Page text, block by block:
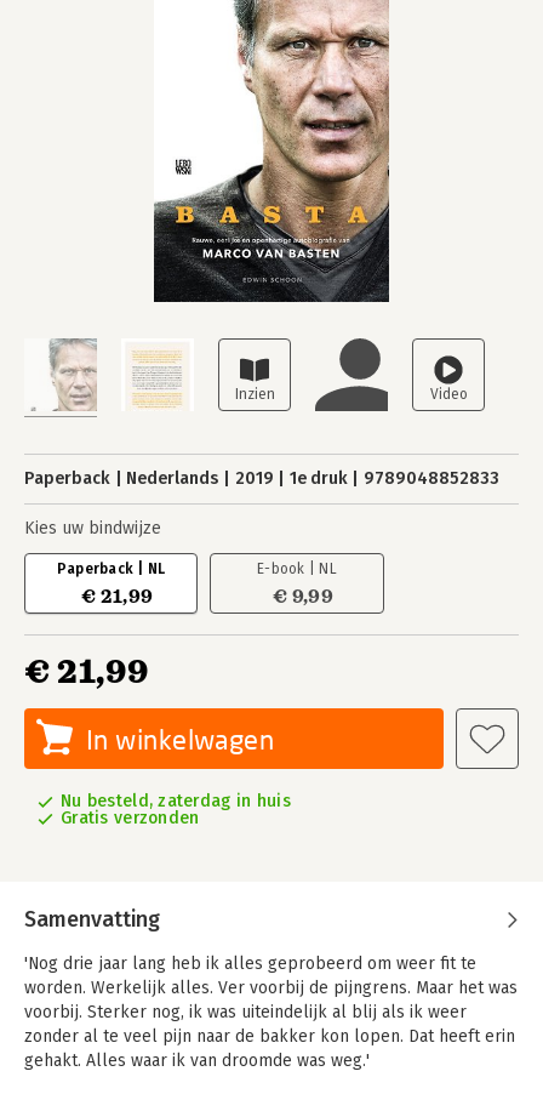
Paperback Nederlands 2019 1e druk 9789048852833
Kies uw bindwijze
Paperback | NL
€ 21,99
E-book | NL
€ 9,99
€ 21,99
In winkelwagen
Nu besteld, zaterdag in huis
Gratis verzonden
Samenvatting
'Nog drie jaar lang heb ik alles geprobeerd om weer fit te
worden. Werkelijk alles. Ver voorbij de pijngrens. Maar het was
voorbij. Sterker nog, ik was uiteindelijk al blij als ik weer
zonder al te veel pijn naar de bakker kon lopen. Dat heeft erin
gehakt. Alles waar ik van droomde was weg.'